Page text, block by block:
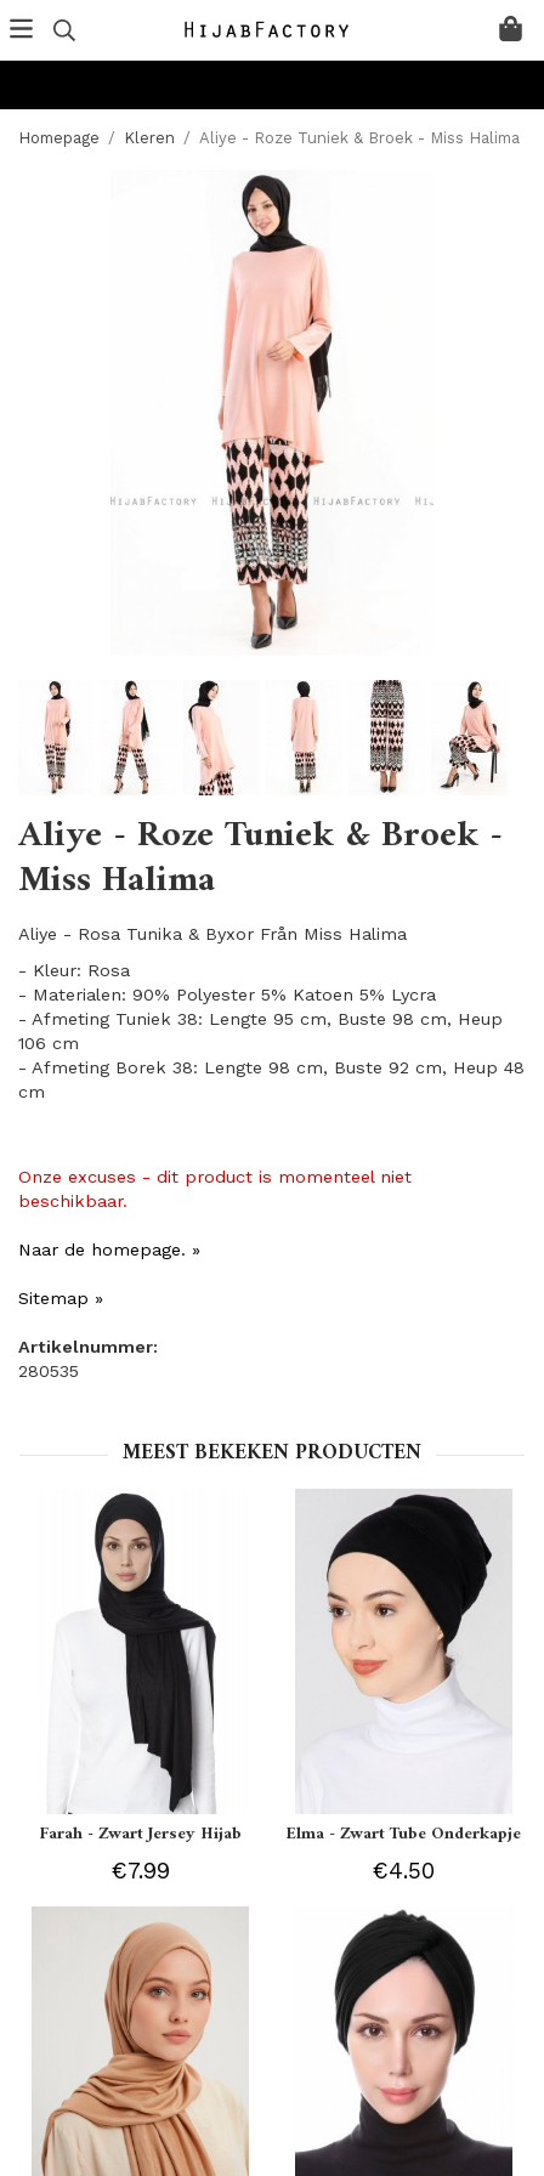
Homepage / Kleren / Aliye - Roze Tuniek & Broek - Miss Halima
Aliye - Roze Tuniek & Broek -
Miss Halima
Aliye - Rosa Tunika & Byxor Från Miss Halima
- Kleur: Rosa
- Materialen: 90% Polyester 5% Katoen 5% Lycra
- Afmeting Tuniek 38: Lengte 95 cm, Buste 98 cm, Heup
106 cm
- Afmeting Borek 38: Lengte 98 cm, Buste 92 cm, Heup 48
cm
Onze excuses - dit product is momenteel niet
beschikbaar.
Naar de homepage. »
Sitemap »
Artikelnummer:
280535
MEEST BEKEKEN PRODUCTEN
Farah - Zwart Jersey Hijab
€7.99
Elma - Zwart Tube Onderkapje
€4.50